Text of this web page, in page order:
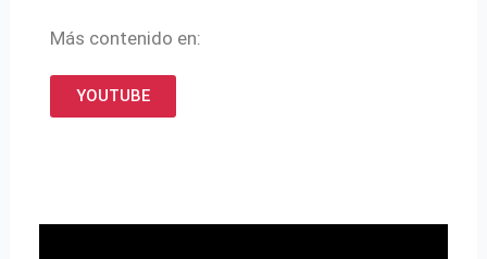
Más contenido en:
YOUTUBE